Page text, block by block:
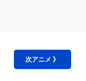
次アニメ 》